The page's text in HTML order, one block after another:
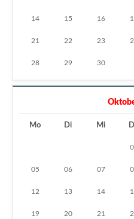
14 15 16
21 22 23
28 29 30
Mo Di Mi
05 06 07
12 13 14
19 20 21